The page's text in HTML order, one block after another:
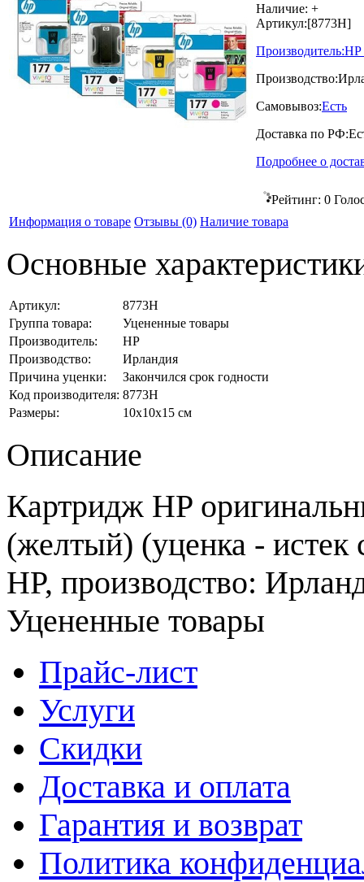
Наличие: +
Артикул:[8773H]
Производитель:HP
Производство:
Самовывоз:Есть
Доставка по РФ:
Подробнее о
Рейтинг: 0
Информация о товаре Отзывы (0) Наличие товара
Основные
Артикул:
8773H
Группа товара:
Уцененные товары
Производитель:
HP
Производство:
Ирландия
Причина уценки:
Закончился срок годности
Код производителя: 8773H
Размеры:
10x10x15 см
Описание
Картридж HP
(желтый) (уценка - истек
HP, производство:
Уцененные товары
Прайс-лист
Услуги
Скидки
Доставка и оплата
Гарантия и возврат
Политика